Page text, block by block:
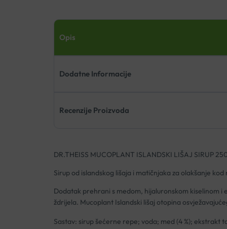
Opis
Dodatne Informacije
Recenzije Proizvoda
DR.THEISS MUCOPLANT ISLANDSKI LIŠAJ SIRUP
Sirup od islandskog lišaja i matičnjaka za olakšanje
Dodatak prehrani s medom, hijaluronskom kiselinom i
ždrĳela. Mucoplant Islandski lišaj otopina
Sastav: sirup šećerne repe; voda; med (4 %); ekstrakt